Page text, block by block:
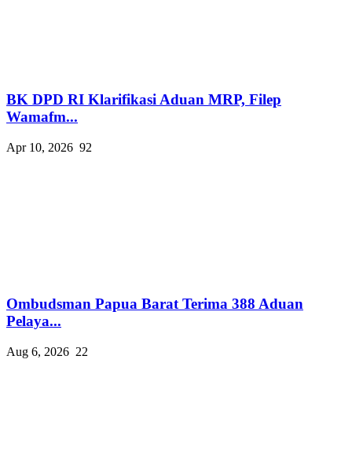
BK DPD RI Klarifikasi Aduan MRP, Filep
Wamafm...
Apr 10, 2026 92
Ombudsman Papua Barat Terima 388 Aduan
Pelaya...
Aug 6, 2026 22